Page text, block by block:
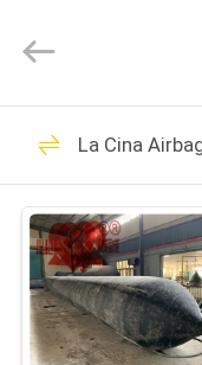
CASA
PRODOTTI
MOSTRA
VR
Products
Rights
La Cina